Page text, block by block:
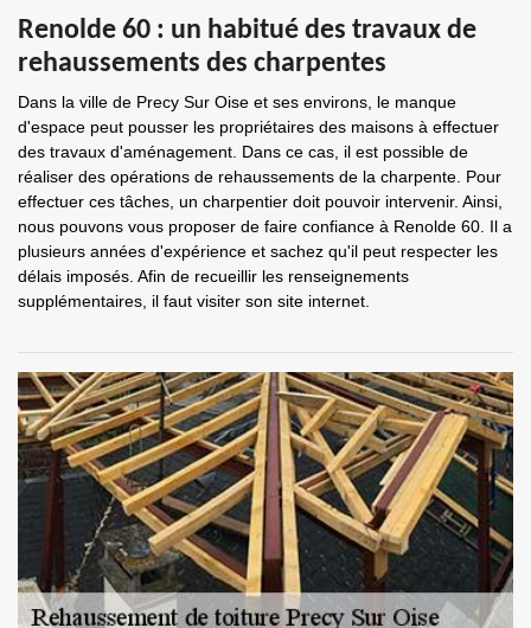
Renolde 60 : un habitué des travaux de
rehaussements des charpentes
Dans la ville de Precy Sur Oise et ses environs, le manque
d'espace peut pousser les propriétaires des maisons à effectuer
des travaux d'aménagement. Dans ce cas, il est possible de
réaliser des opérations de rehaussements de la charpente. Pour
effectuer ces tâches, un charpentier doit pouvoir intervenir. Ainsi,
nous pouvons vous proposer de faire confiance à Renolde 60. Il a
plusieurs années d'expérience et sachez qu'il peut respecter les
délais imposés. Afin de recueillir les renseignements
supplémentaires, il faut visiter son site internet.